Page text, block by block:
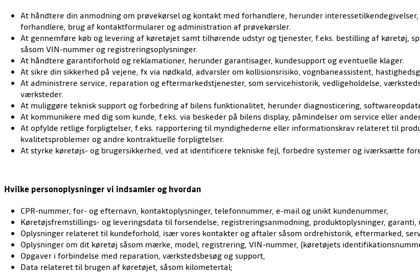
At håndtere din anmodning om prøvekørsel og kontakt med forhandlere, herunder
forhandlere, brug af kontaktformularer og administration af prøvekørsler.
At gennemføre køb og levering af køretøjet samt tilhørende udstyr og tjenester, f.eks. bestilling af køretøj,
såsom VIN-nummer og registreringsoplysninger.
At håndtere garantiforhold og reklamationer, herunder garantisager, kundesupport og eventuelle klager.
At sikre din sikkerhed på vejene, fx via nødkald, advarsler om kollisionsrisiko, vognbaneassistent,
At administrere service, reparation og eftermarkedstjenester, som servicehistorik, vedligeholdelse,
værksteder.
At muliggøre teknisk support og forbedring af bilens funktionalitet, herunder diagnosticering,
At kommunikere med dig som kunde, f.eks. via beskeder på bilens display, påmindelser om service eller
At opfylde retlige forpligtelser, f.eks. rapportering til myndighederne eller informationskrav relateret til
kvalitetsproblemer og andre kontraktuelle forpligtelser.
At styrke køretøjs- og brugersikkerhed, ved at identificere tekniske fejl, forbedre systemer og iværksætte
Hvilke personoplysninger vi indsamler og hvordan
CPR-nummer, for- og efternavn, kontaktoplysninger, telefonnummer, e-mail og unikt kundenummer,
Køretøjsfremstillings- og leveringsdata til forsendelse, registreringsanmodning, produktoplysninger,
Oplysninger relateret til kundeforhold, især vores kontakter og aftaler såsom ordrehistorik, eftermarked,
Oplysninger om dit køretøj såsom mærke, model, registrering, VIN-nummer, (køretøjets
Opgaver i forbindelse med reparation, værkstedsbesøg og support,
Data relateret til brugen af køretøjet, såsom kilometertal;